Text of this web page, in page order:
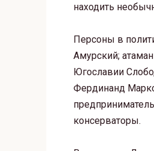
находить
Персоны в
Амурский;
Югославии
Фердинанд
консерваторы.